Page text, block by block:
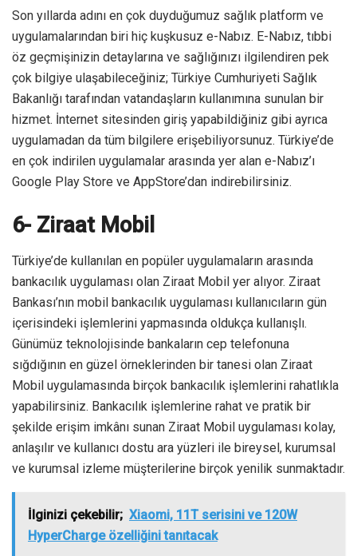
Son yıllarda adını en çok duyduğumuz sağlık platform ve
uygulamalarından biri hiç kuşkusuz e-Nabız. E-Nabız, tıbbi
öz geçmişinizin detaylarına ve sağlığınızı ilgilendiren pek
çok bilgiye ulaşabileceğiniz; Türkiye Cumhuriyeti Sağlık
Bakanlığı tarafından vatandaşların kullanımına sunulan bir
hizmet. İnternet sitesinden giriş yapabildiğiniz gibi ayrıca
uygulamadan da tüm bilgilere erişebiliyorsunuz. Türkiye’de
en çok indirilen uygulamalar arasında yer alan e-Nabız’ı
Google Play Store ve AppStore’dan indirebilirsiniz.
6- Ziraat Mobil
Türkiye’de kullanılan en popüler uygulamaların arasında
bankacılık uygulaması olan Ziraat Mobil yer alıyor. Ziraat
Bankası’nın mobil bankacılık uygulaması kullanıcıların gün
içerisindeki işlemlerini yapmasında oldukça kullanışlı.
Günümüz teknolojisinde bankaların cep telefonuna
sığdığının en güzel örneklerinden bir tanesi olan Ziraat
Mobil uygulamasında birçok bankacılık işlemlerini rahatlıkla
yapabilirsiniz. Bankacılık işlemlerine rahat ve pratik bir
şekilde erişim imkânı sunan Ziraat Mobil uygulaması kolay,
anlaşılır ve kullanıcı dostu ara yüzleri ile bireysel, kurumsal
ve kurumsal izleme müşterilerine birçok yenilik sunmaktadır.
İlginizi çekebilir; Xiaomi, 11T serisini ve 120W
HyperCharge özelliğini tanıtacak